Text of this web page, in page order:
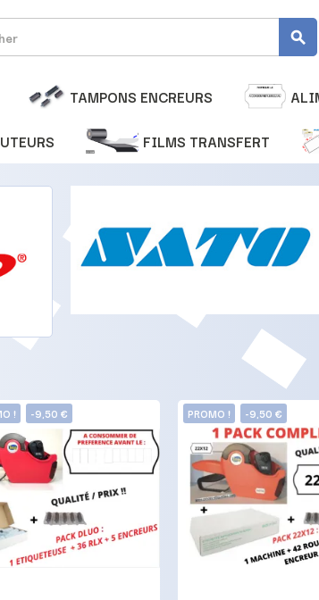
search
TAMPONS ENCREURS
FILMS TRANSFERT
! -9,50 € PROMO ! -9,50 €